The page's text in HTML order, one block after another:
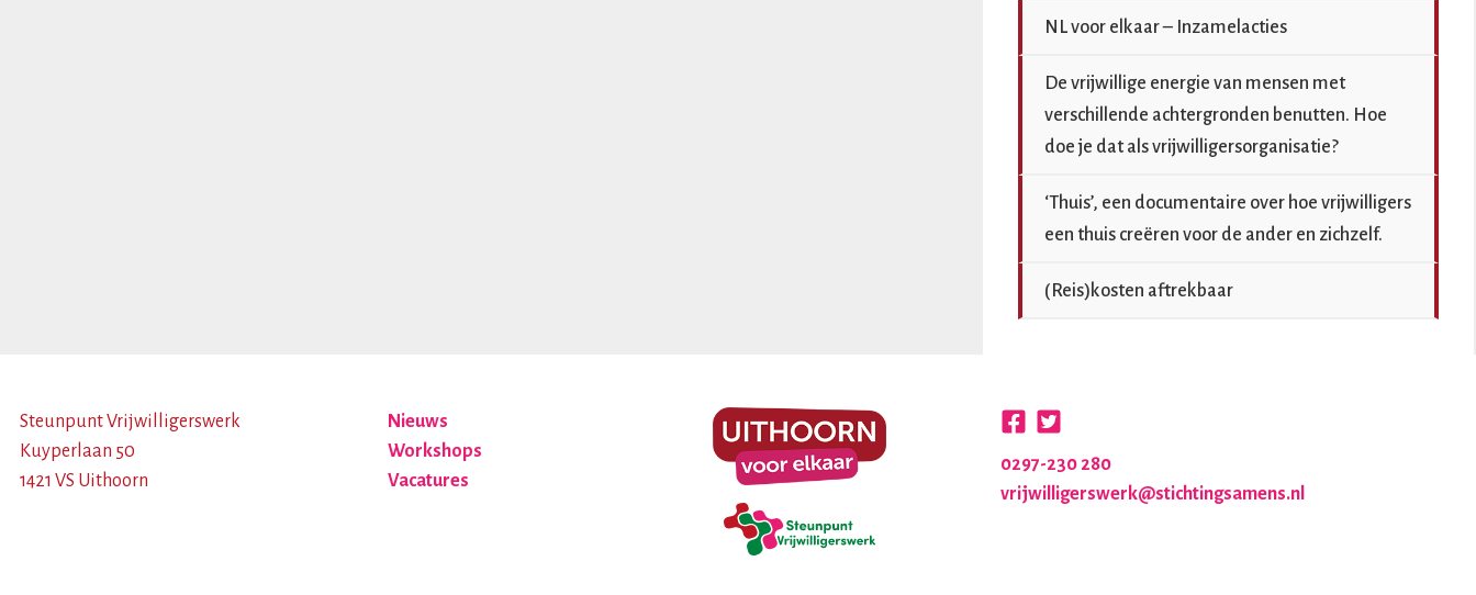
NL voor elkaar – Inzamelacties
De vrijwillige energie van mensen met
verschillende achtergronden benutten. Hoe
doe je dat als vrijwilligersorganisatie?
‘Thuis’, een documentaire over hoe vrijwilligers
een thuis creëren voor de ander en zichzelf.
(Reis)kosten aftrekbaar
Steunpunt Vrijwilligerswerk
Kuyperlaan 50
1421 VS Uithoorn
Nieuws
Workshops
Vacatures
0297-230 280
vrijwilligerswerk@stichtingsamens.nl